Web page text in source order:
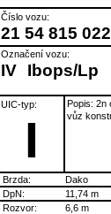
Číslo vozu:
21 54 815
Označení vozu:
IV Ibops/Lp
UIC-typ:
I
Popis: 2n
vůz
Brzda: Dako
DpN:
11,74 m
Rozvor: 6,6 m